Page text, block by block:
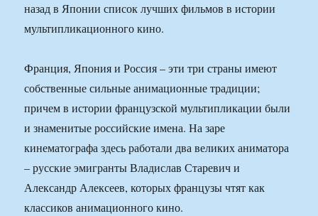
назад в Японии список лучших фильмов в истории
мультипликационного кино.
Франция, Япония и Россия – эти три страны имеют
собственные сильные анимационные традиции;
причем в истории французской мультипликации были
и знаменитые российские имена. На заре
кинематографа здесь работали два великих аниматора
– русские эмигранты Владислав Старевич и
Александр Алексеев, которых французы чтят как
классиков анимационного кино.